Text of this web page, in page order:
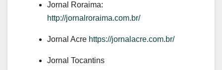
Jornal Roraima:
http://jornalroraima.com.br/
Jornal Acre https://jornalacre.com.br/
Jornal Tocantins